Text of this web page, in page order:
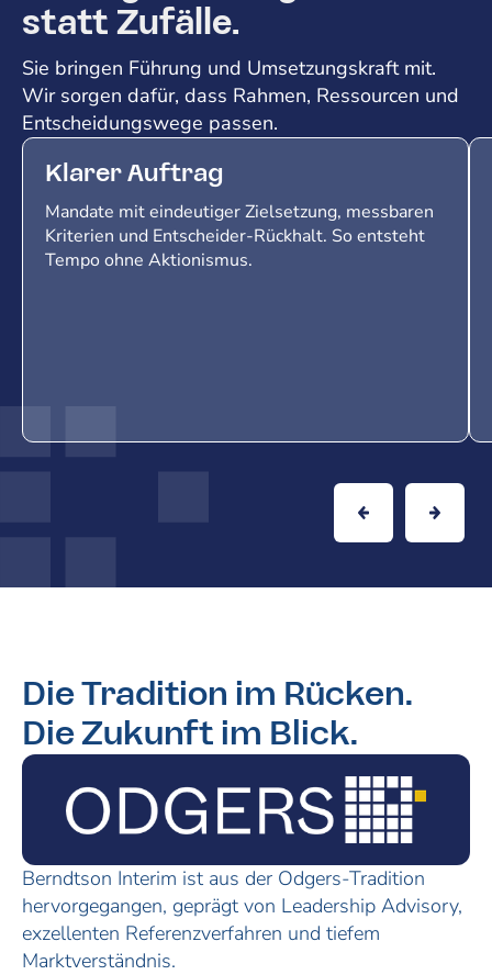
statt Zufälle.
Sie bringen Führung und Umsetzungskraft mit.
Wir sorgen dafür, dass Rahmen, Ressourcen und
Entscheidungswege passen.
Klarer Auftrag
Mandate mit eindeutiger Zielsetzung, messbaren
Kriterien und Entscheider-Rückhalt. So entsteht
Tempo ohne Aktionismus.
Die Tradition im Rücken.
Die Zukunft im Blick.
Berndtson Interim ist aus der Odgers-Tradition
hervorgegangen, geprägt von Leadership Advisory,
exzellenten Referenzverfahren und tiefem
Marktverständnis.